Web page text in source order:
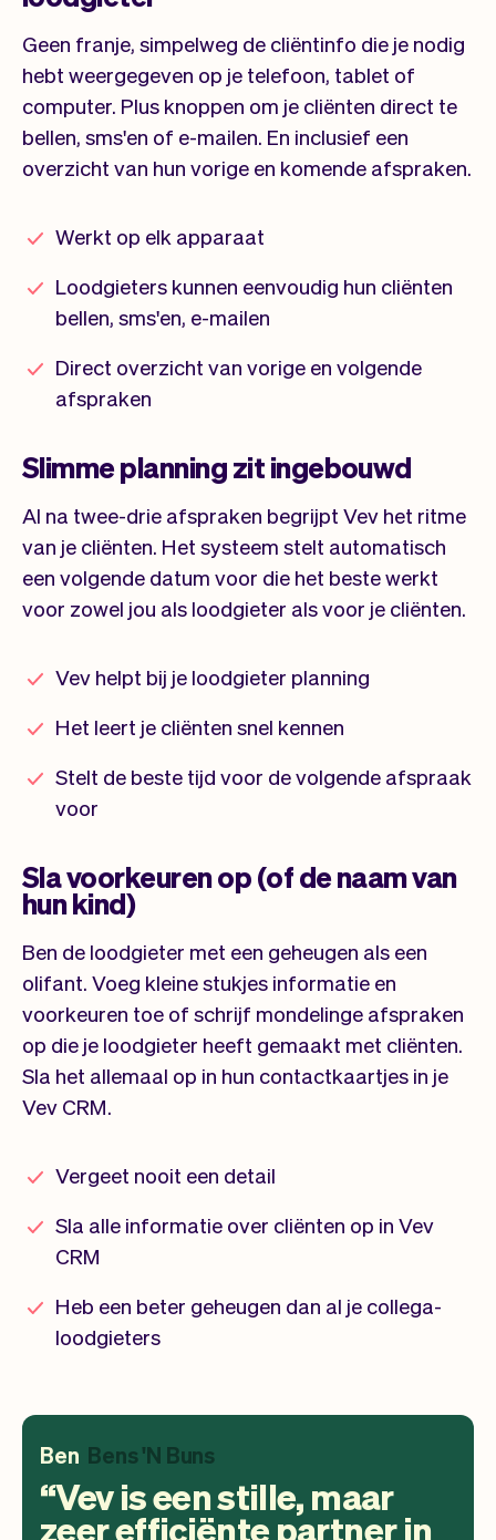
Geen franje, simpelweg de cliëntinfo die je nodig
hebt weergegeven op je telefoon, tablet of
computer. Plus knoppen om je cliënten direct te
bellen, sms'en of e-mailen. En inclusief een
overzicht van hun vorige en komende afspraken.
Werkt op elk apparaat
Loodgieters kunnen eenvoudig hun cliënten
bellen, sms'en, e-mailen
Direct overzicht van vorige en volgende
afspraken
Slimme planning zit ingebouwd
Al na twee-drie afspraken begrijpt Vev het ritme
van je cliënten. Het systeem stelt automatisch
een volgende datum voor die het beste werkt
voor zowel jou als loodgieter als voor je cliënten.
Vev helpt bij je loodgieter planning
Het leert je cliënten snel kennen
Stelt de beste tijd voor de volgende afspraak
voor
Sla voorkeuren op (of de naam van
hun kind)
Ben de loodgieter met een geheugen als een
olifant. Voeg kleine stukjes informatie en
voorkeuren toe of schrijf mondelinge afspraken
op die je loodgieter heeft gemaakt met cliënten.
Sla het allemaal op in hun contactkaartjes in je
Vev CRM.
Vergeet nooit een detail
Sla alle informatie over cliënten op in Vev
CRM
Heb een beter geheugen dan al je collega-
loodgieters
Ben Bens 'N Buns
Vev is een stille, maar
zeer efficiënte partner in